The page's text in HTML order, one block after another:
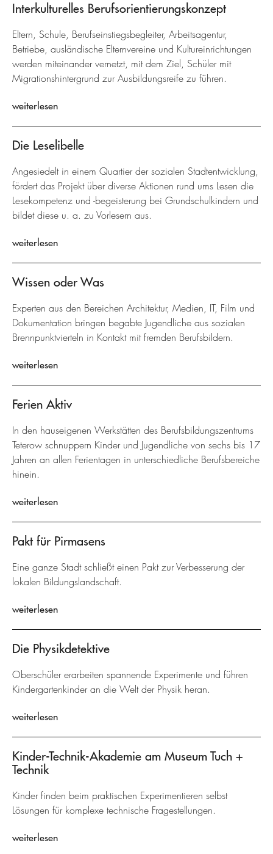
Interkulturelles Berufsorientierungskonzept
Eltern, Schule, Berufseinstiegsbegleiter, Arbeitsagentur,
Betriebe, ausländische Elternvereine und Kultureinrichtungen
werden miteinander vernetzt, mit dem Ziel, Schüler mit
Migrationshintergrund zur Ausbildungsreife zu führen.
weiterlesen
Die Leselibelle
Angesiedelt in einem Quartier der sozialen Stadtentwicklung,
fördert das Projekt über diverse Aktionen rund ums Lesen die
Lesekompetenz und -begeisterung bei Grundschulkindern und
bildet diese u. a. zu Vorlesern aus.
weiterlesen
Wissen oder Was
Experten aus den Bereichen Architektur, Medien, IT, Film und
Dokumentation bringen begabte Jugendliche aus sozialen
Brennpunktvierteln in Kontakt mit fremden Berufsbildern.
weiterlesen
Ferien Aktiv
In den hauseigenen Werkstätten des Berufsbildungszentrums
Teterow schnuppern Kinder und Jugendliche von sechs bis 17
Jahren an allen Ferientagen in unterschiedliche Berufsbereiche
hinein.
weiterlesen
Pakt für Pirmasens
Eine ganze Stadt schließt einen Pakt zur Verbesserung der
lokalen Bildungslandschaft.
weiterlesen
Die Physikdetektive
Oberschüler erarbeiten spannende Experimente und führen
Kindergartenkinder an die Welt der Physik heran.
weiterlesen
Kinder-Technik-Akademie am Museum Tuch +
Technik
Kinder finden beim praktischen Experimentieren selbst
Lösungen für komplexe technische Fragestellungen.
weiterlesen